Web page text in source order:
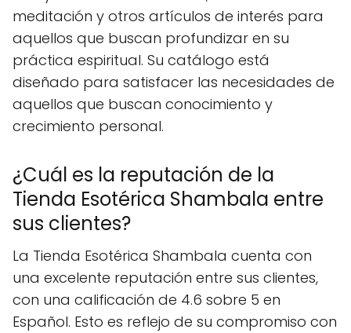
meditación y otros artículos de interés para
aquellos que buscan profundizar en su
práctica espiritual. Su catálogo está
diseñado para satisfacer las necesidades de
aquellos que buscan conocimiento y
crecimiento personal.
¿Cuál es la reputación de la
Tienda Esotérica Shambala entre
sus clientes?
La Tienda Esotérica Shambala cuenta con
una excelente reputación entre sus clientes,
con una calificación de 4.6 sobre 5 en
Español. Esto es reflejo de su compromiso con